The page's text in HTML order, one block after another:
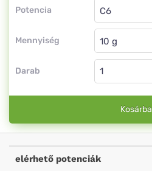
Potencia
C6
Mennyiség
Golyócska
Darab
Kosárba
elérhető potenciák